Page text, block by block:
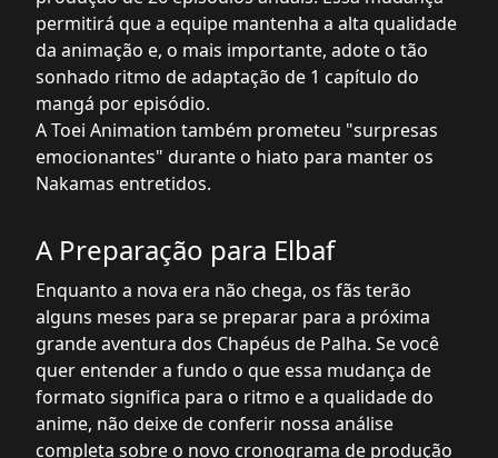
permitirá que a equipe mantenha a alta qualidade
da animação e, o mais importante, adote o tão
sonhado ritmo de adaptação de 1 capítulo do
mangá por episódio.
A Toei Animation também prometeu "surpresas
emocionantes" durante o hiato para manter os
Nakamas entretidos.
A Preparação para Elbaf
Enquanto a nova era não chega, os fãs terão
alguns meses para se preparar para a próxima
grande aventura dos Chapéus de Palha. Se você
quer entender a fundo o que essa mudança de
formato significa para o ritmo e a qualidade do
anime, não deixe de conferir nossa análise
completa sobre o novo cronograma de produção